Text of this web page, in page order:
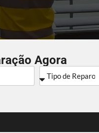
Agora